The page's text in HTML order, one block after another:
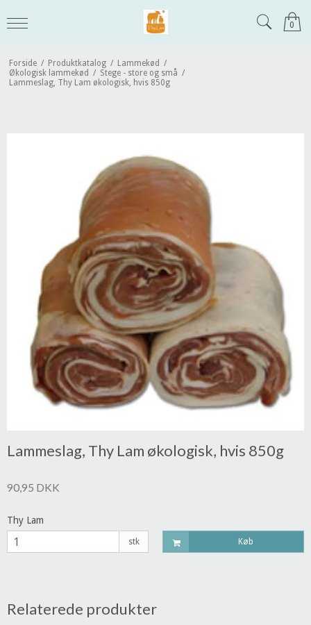
0
Forside / Produktkatalog / Lammekød /
Økologisk lammekød / Stege - store og små /
Lammeslag, Thy Lam økologisk, hvis 850g
Lammeslag, Thy Lam økologisk, hvis 850g
90,95 DKK
Thy Lam
stk Køb
Relaterede produkter